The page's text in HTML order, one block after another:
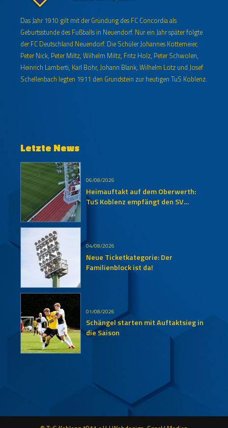
Das Jahr 1910 gilt mit der Gründung des FC Concordia als
Geburtsstunde des Fußballs in Neuendorf. Nur ein Jahr später folgte
der FC Deutschland Neuendorf. Die Schüler Johannes Kottemeier,
Peter Nick, Peter Miltz, Wilhelm Miltz, Fritz Holz, Peter Schwolen,
Heinrich Lamberti, Karl Bohr, Johann Blank, Wilhelm Lotz und Josef
Schellenbach legten 1911 den Grundstein zur heutigen TuS Koblenz.
Letzte News
06/08/2026
Heimauftakt auf dem Oberwerth:
TuS Koblenz empfängt den SV
04/08/2026
Neue Ticketkategorie: Der
Familienblock ist da!
01/08/2026
Schängel starten mit Auftaktsieg in
die Saison